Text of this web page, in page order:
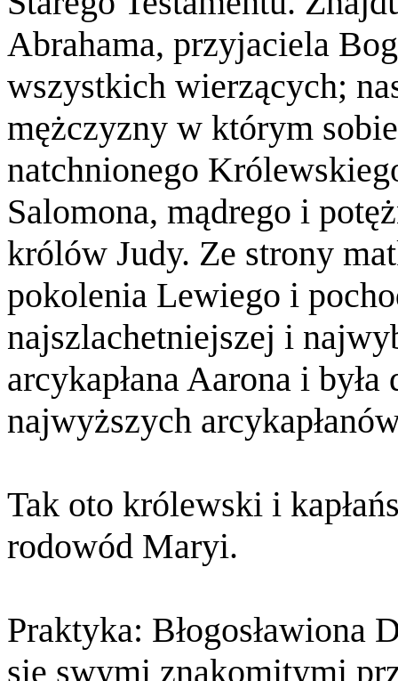
Abrahama, przyjaciela
wszystkich wierzących;
mężczyzny w którym
natchnionego
Salomona, mądrego i
królów Judy. Ze strony
pokolenia Lewiego i
najszlachetniejszej i
arcykapłana Aarona i
najwyższych
Tak oto królewski i
rodowód Maryi.
Praktyka: Błogosławiona
się swymi znakomitymi